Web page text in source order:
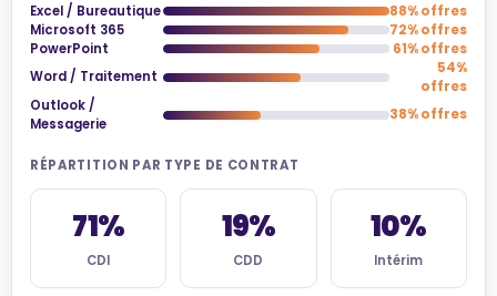
Excel / Bureautique
88% offres
Microsoft 365
72% offres
PowerPoint
61% offres
Word / Traitement
54%
offres
Outlook /
Messagerie
38% offres
RÉPARTITION PAR TYPE DE CONTRAT
71%
CDI
19%
CDD
10%
Intérim